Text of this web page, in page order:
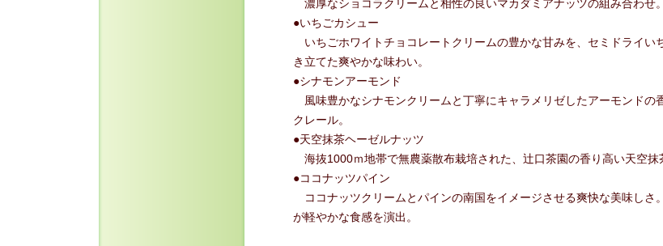
濃厚なショコラクリームと相性の良いマカダミアナッツの組み合わせ。
●いちごカシュー
いちごホワイトチョコレートクリームの豊かな甘みを、セミドライい
き立てた爽やかな味わい。
●シナモンアーモンド
風味豊かなシナモンクリームと丁寧にキャラメリゼしたアーモンドの
クレール。
●天空抹茶ヘーゼルナッツ
海抜1000ｍ地帯で無農薬散布栽培された、辻口茶園の香り高い天空抹
●ココナッツパイン
ココナッツクリームとパインの南国をイメージさせる爽快な美味しさ
が軽やかな食感を演出。